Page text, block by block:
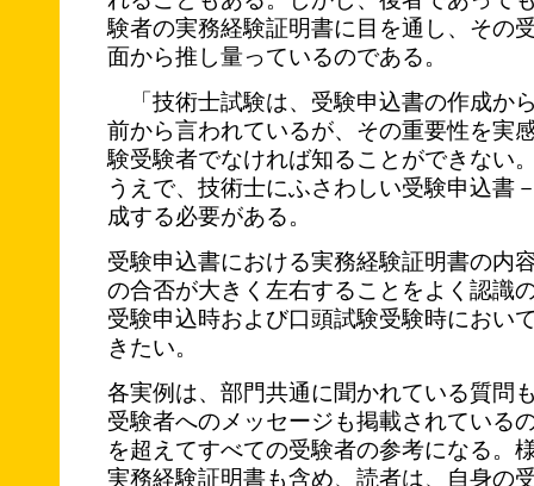
験者の実務経験証明書に目を通し、その
面から推し量っているのである。
「技術士試験は、受験申込書の作成か
前から言われているが、その重要性を実
験受験者でなければ知ることができない
うえで、技術士にふさわしい受験申込書
成する必要がある。
受験申込書における実務経験証明書の内
の合否が大きく左右することをよく認識
受験申込時および口頭試験受験時におい
きたい。
各実例は、部門共通に聞かれている質問
受験者へのメッセージも掲載されている
を超えてすべての受験者の参考になる。
実務経験証明書も含め、読者は、自身の